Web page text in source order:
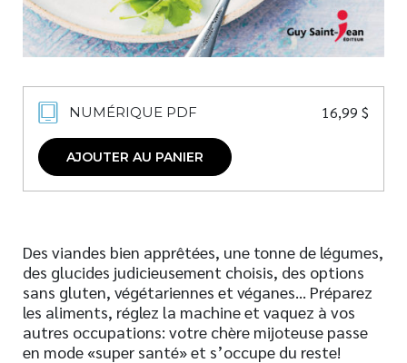
CONTACT
NUMÉRIQUE PDF 16,99 $
AJOUTER AU PANIER
Des viandes bien apprêtées, une tonne de légumes,
des glucides judicieusement choisis, des options
sans gluten, végétariennes et véganes… Préparez
les aliments, réglez la machine et vaquez à vos
autres occupations: votre chère mijoteuse passe
en mode «super santé» et s’occupe du reste!